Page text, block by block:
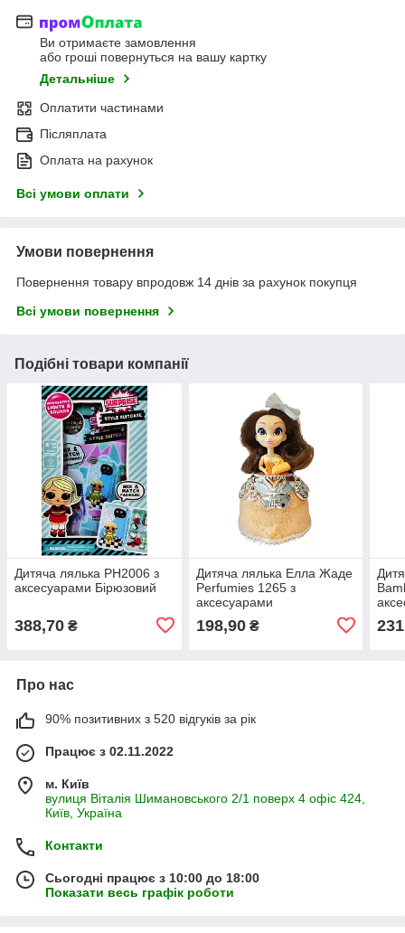
Ви отримаєте замовлення
або гроші повернуться на вашу картку
Детальніше
Оплатити частинами
Післяплата
Оплата на рахунок
Всі умови оплати
Умови повернення
Повернення товару впродовж 14 днів за рахунок покупця
Всі умови повернення
Подібні товари компанії
Дитяча лялька PH2006 з
аксесуарами Бірюзовий
388,70 ₴
Дитяча лялька Елла Жаде
Perfumies 1265 з
аксесуарами
198,90₴ 231
Про нас
90% позитивних з 520 відгуків за рік
Працює з 02.11.2022
м. Київ
вулиця Віталія Шимановського 2/1 поверх 4 офіс 424,
Київ, Україна
Контакти
Сьогодні працює з 10:00 до 18:00
Показати весь графік роботи